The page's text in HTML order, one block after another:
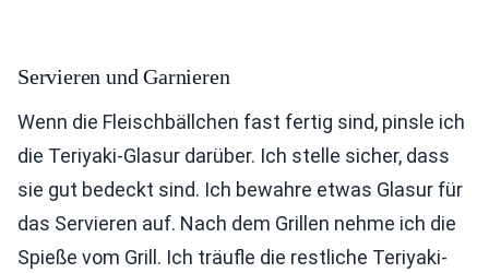
Servieren und Garnieren
Wenn die Fleischbällchen fast fertig sind, pinsle ich
die Teriyaki-Glasur darüber. Ich stelle sicher, dass
sie gut bedeckt sind. Ich bewahre etwas Glasur für
das Servieren auf. Nach dem Grillen nehme ich die
Spieße vom Grill. Ich träufle die restliche Teriyaki-